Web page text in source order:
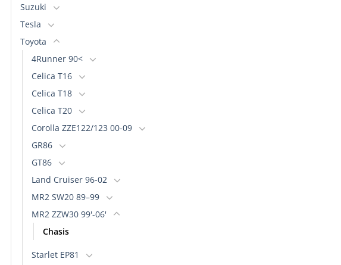
Suzuki
Tesla
Toyota
4Runner 90<
Celica T16
Celica T18
Celica T20
Corolla ZZE122/123 00-09
GR86
GT86
Land Cruiser 96-02
MR2 SW20 89–99
MR2 ZZW30 99'-06'
Chasis
Starlet EP81